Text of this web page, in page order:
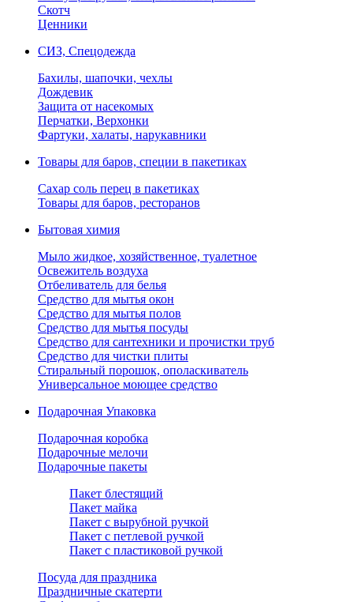
Скотч
Ценники
СИЗ, Спецодежда
Бахилы, шапочки, чехлы
Дождевик
Защита от насекомых
Перчатки, Верхонки
Фартуки, халаты, нарукавники
Товары для баров, специи в пакетиках
Сахар соль перец в пакетиках
Товары для баров, ресторанов
Бытовая химия
Мыло жидкое, хозяйственное, туалетное
Освежитель воздуха
Отбеливатель для белья
Средство для мытья окон
Средство для мытья полов
Средство для мытья посуды
Средство для сантехники и прочистки труб
Средство для чистки плиты
Стиральный порошок, ополаскиватель
Универсальное моющее средство
Подарочная Упаковка
Подарочная коробка
Подарочные мелочи
Подарочные пакеты
Пакет блестящий
Пакет майка
Пакет с вырубной ручкой
Пакет с петлевой ручкой
Пакет с пластиковой ручкой
Посуда для праздника
Праздничные скатерти